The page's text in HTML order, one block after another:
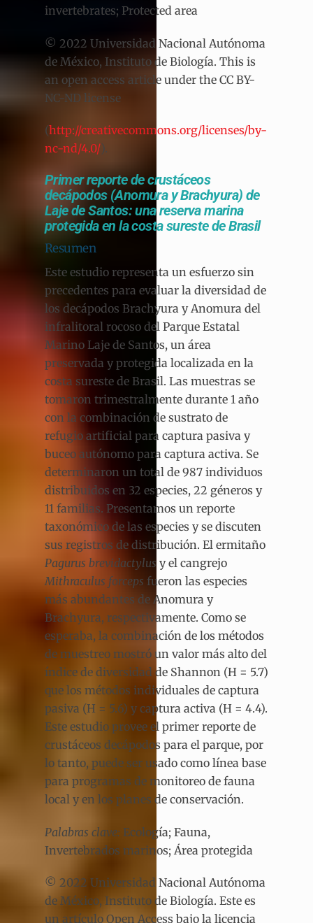
invertebrates; Protected area
© 2022 Universidad Nacional Autónoma
de México, Instituto de Biología. This is
an open access article under the CC BY-
NC-ND license
(http://creativecommons.org/licenses/by-
nc-nd/4.0/).
Primer reporte de crustáceos
decápodos (Anomura y Brachyura) de
Laje de Santos: una reserva marina
protegida en la costa sureste de Brasil
Resumen
Este estudio representa un esfuerzo sin
precedentes para evaluar la diversidad de
los decápodos Brachyura y Anomura del
infralitoral rocoso del Parque Estatal
Marino Laje de Santos, un área
preservada y protegida localizada en la
costa sureste de Brasil. Las muestras se
tomaron trimestralmente durante 1 año
con la combinación de sustrato de
refugio artificial para captura pasiva y
buceo autónomo para captura activa. Se
determinaron un total de 987 individuos
distribuidos en 32 especies, 22 géneros y
11 familias. Presentamos un reporte
taxonómico de las especies y se discuten
sus registros de distribución. El ermitaño
Pagurus brevidactylus y el cangrejo
Mithraculus forceps fueron las especies
más abundantes de Anomura y
Brachyura, respectivamente. Como se
esperaba, la combinación de los métodos
de muestreo mostró un valor más alto del
índice de diversidad de Shannon (H = 5.7)
que los métodos individuales de captura
pasiva (H = 5.6) y captura activa (H = 4.4).
Este estudio provee el primer reporte de
crustáceos decápodos para el parque, por
lo tanto, puede ser usado como línea base
para programas de monitoreo de fauna
local y en los planes de conservación.
Palabras clave: Ecología; Fauna,
Invertebrados marinos; Área protegida
© 2022 Universidad Nacional Autónoma
de México, Instituto de Biología. Este es
un artículo Open Access bajo la licencia